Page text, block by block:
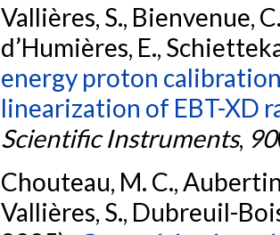
Vallières, S., Bienvenue,
d’Humières, E.,
energy proton
linearization of EBT-XD
Scientific Instruments, 90
Chouteau, M. C.,
Vallières, S., Dubreuil-